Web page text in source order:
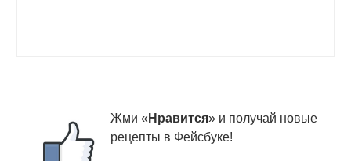
Жми « Нравится» и получай новые
рецепты в Фейсбуке!